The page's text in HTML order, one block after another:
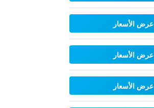
عرض الأسعار
عرض الأسعار
عرض الأسعار